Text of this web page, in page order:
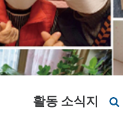
활동 소식지